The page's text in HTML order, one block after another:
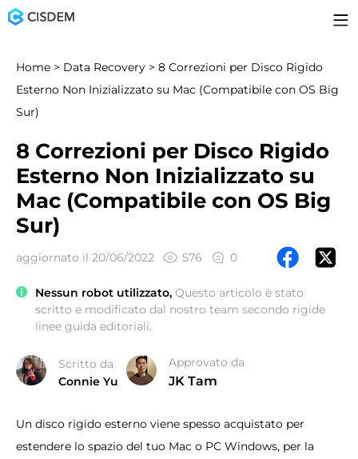
Home > Data Recovery > 8 Correzioni per Disco Rigido
Esterno Non Inizializzato su Mac (Compatibile con OS Big
Sur)
8 Correzioni per Disco Rigido
Esterno Non Inizializzato su
Mac (Compatibile con OS Big
Sur)
aggiornato il 20/06/2022 576 0
Nessun robot utilizzato, Questo articolo è stato
scritto e modificato dal nostro team secondo rigide
linee guida editoriali.
Scritto da
Connie Yu
Approvato da
JK Tam
Un disco rigido esterno viene spesso acquistato per
estendere lo spazio del tuo Mac o PC Windows, per la